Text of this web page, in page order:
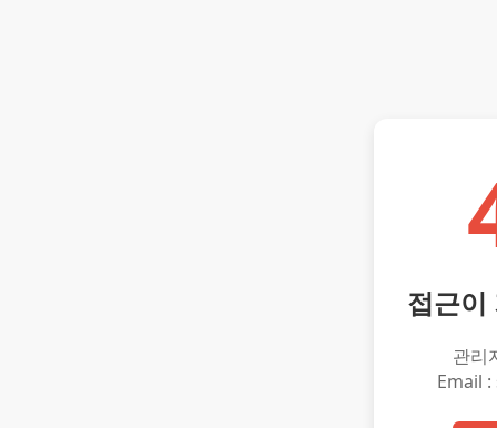
접근이
관리
Email